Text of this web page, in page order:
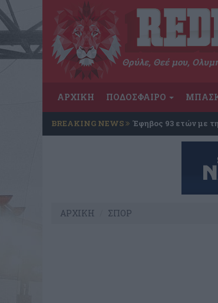
Θρύλε, Θεέ μου,
ΑΡΧΙΚΗ ΠΟΔΟΣΦΑΙΡΟ
BREAKING NEWS Έφηβος 93 ετών με
ΑΡΧΙΚΗ ΣΠΟΡ